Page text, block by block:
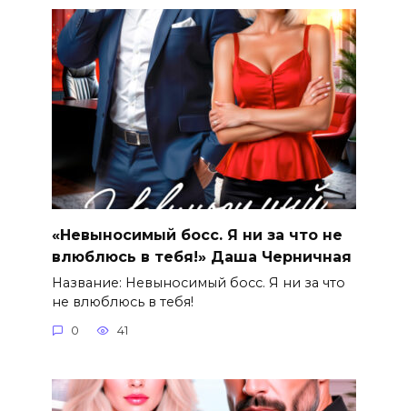
«Невыносимый босс. Я ни за что не
влюблюсь в тебя!» Даша Черничная
Название: Невыносимый босс. Я ни за что
не влюблюсь в тебя!
0 41